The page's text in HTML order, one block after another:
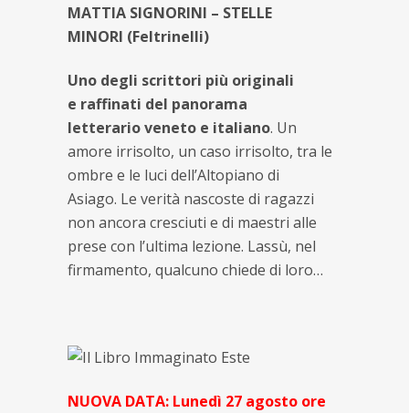
MATTIA SIGNORINI – STELLE
MINORI (Feltrinelli)
Uno degli scrittori più originali
e raffinati del panorama
letterario veneto e italiano. Un
amore irrisolto, un caso irrisolto, tra le
ombre e le luci dell’Altopiano di
Asiago. Le verità nascoste di ragazzi
non ancora cresciuti e di maestri alle
prese con l’ultima lezione. Lassù, nel
firmamento, qualcuno chiede di loro…
NUOVA DATA: Lunedì 27 agosto ore